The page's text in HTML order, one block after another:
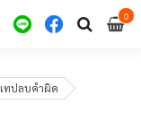
00
เทปลบคำผิด